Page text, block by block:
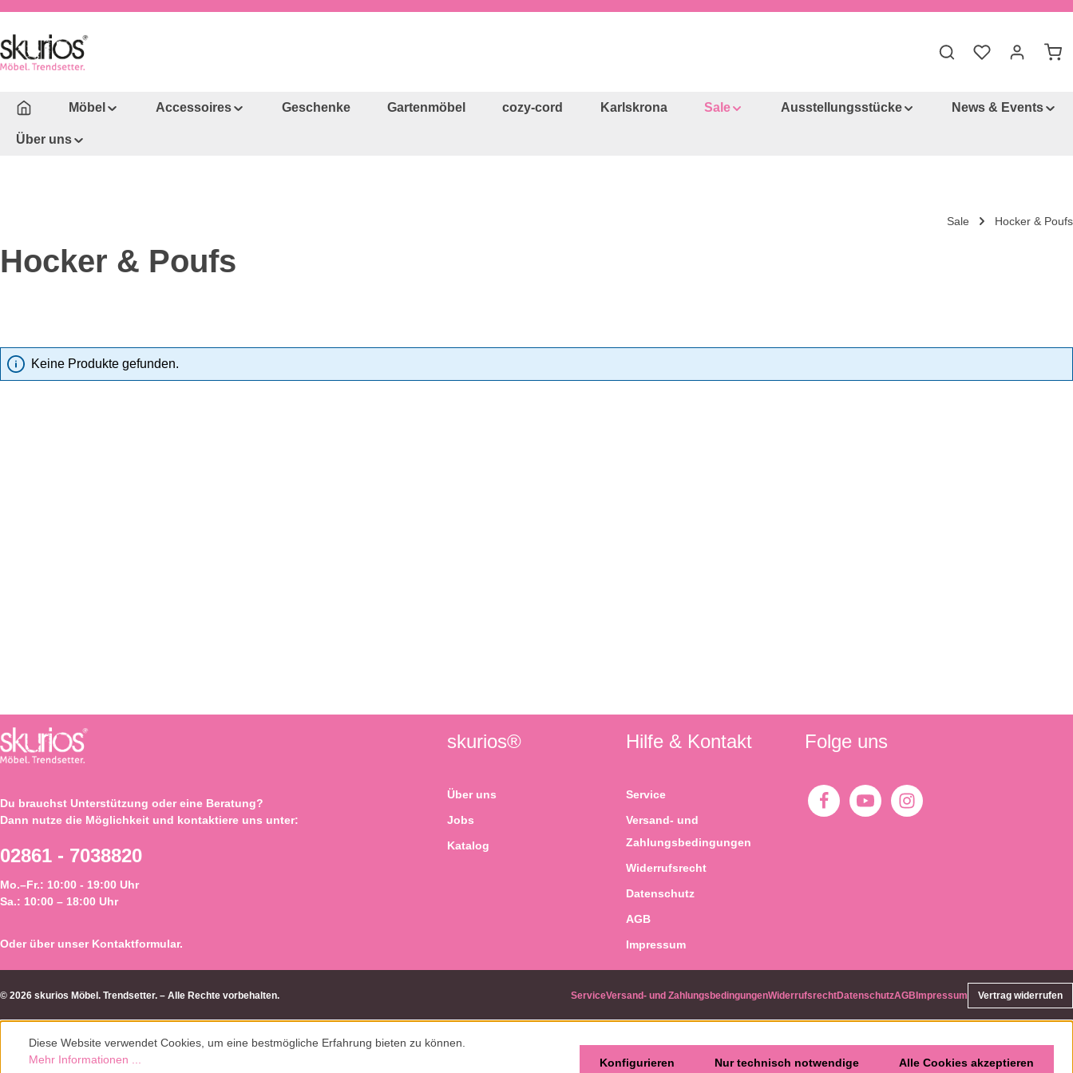
Du hast 0
Möbel Accessoires Geschenke Gartenmöbel cozy-cord Karlskrona Sale Ausstellungsstücke News & Events
Über uns
Sale Hocker & Poufs
Hocker & Poufs
Keine Produkte gefunden.
Du brauchst Unterstützung oder eine Beratung?
Dann nutze die Möglichkeit und kontaktiere uns unter:
02861 - 7038820
Mo.–Fr.: 10:00 - 19:00 Uhr
Sa.: 10:00 – 18:00 Uhr
Oder über unser Kontaktformular.
skurios®
Über uns
Jobs
Katalog
Hilfe & Kontakt
Service
Versand- und
Zahlungsbedingungen
Widerrufsrecht
Datenschutz
AGB
Impressum
Folge uns
© 2026 skurios Möbel. Trendsetter. – Alle Rechte vorbehalten. ServiceVersand- und ZahlungsbedingungenWiderrufsrechtDatenschutzAGB Impressum Vertrag widerrufen
Diese Website verwendet Cookies, um eine bestmögliche Erfahrung bieten zu können.
Mehr Informationen ...
Nur technisch notwendige
Konfigurieren Alle Cookies akzeptieren